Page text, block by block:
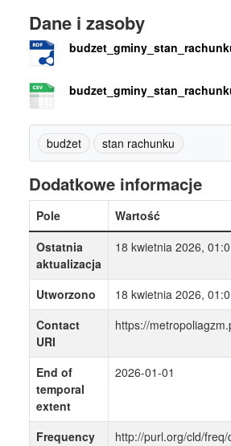
Dane i zasoby
budżet stan rachunku
Dodatkowe informacje
Pole
Wartość
Ostatnia
aktualizacja
18 kwietnia 2026,
Utworzono
18 kwietnia 2026,
Contact
URI
https://
End of
temporal
extent
2026-01-01
Frequency
http://purl.org/cld/